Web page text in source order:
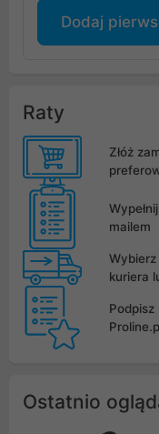
Dodaj
Raty
Złóż
mailem
kuriera
Ostatnio